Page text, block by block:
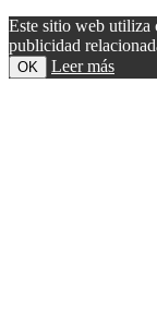
Este sitio web utiliza
publicidad
OK Leer más